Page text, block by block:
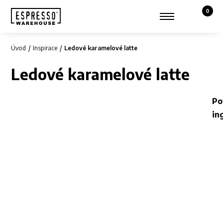
Zobrazit hledání
0
Košík,
Úvod Inspirace Ledové karamelové latte
Ledové karamelové latte